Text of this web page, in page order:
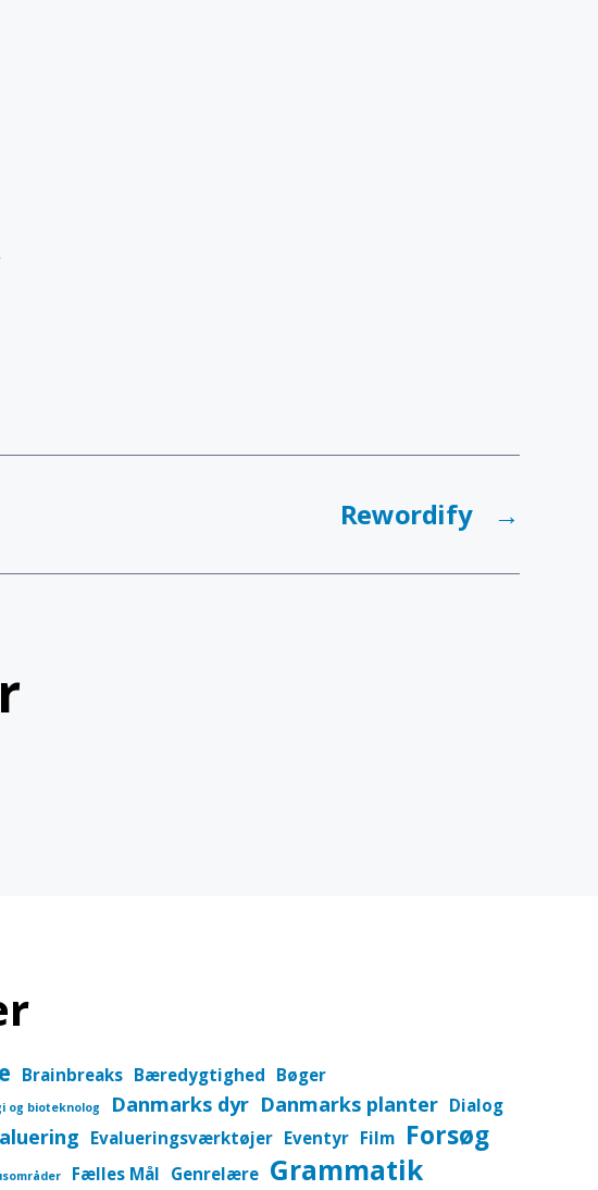
→
Rewordify
Brainbreaks Bæredygtighed Bøger
og bioteknolog Danmarks dyr Danmarks planter Dialog
Evalueringsværktøjer Eventyr Film Forsøg
Fælles Mål Genrelære Grammatik